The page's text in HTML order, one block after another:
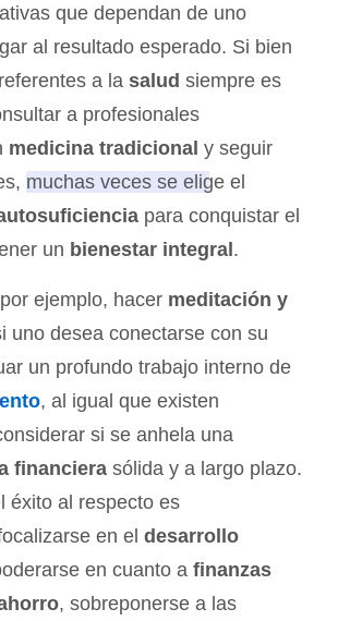
que dependan de uno
al resultado esperado. Si bien
a la salud siempre es
a profesionales
medicina tradicional y seguir
muchas veces se elige el
para conquistar el
un bienestar integral.
ejemplo, hacer meditación y
uno desea conectarse con su
un profundo trabajo interno de
, al igual que existen
si se anhela una
financiera sólida y a largo plazo.
éxito al respecto es
en el desarrollo
en cuanto a finanzas
, sobreponerse a las